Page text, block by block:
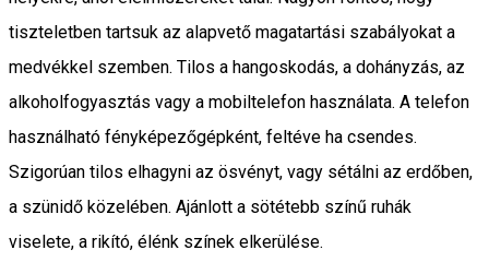
tiszteletben tartsuk az alapvető magatartási szabályokat a
medvékkel szemben. Tilos a hangoskodás, a dohányzás, az
alkoholfogyasztás vagy a mobiltelefon használata. A telefon
használható fényképezőgépként, feltéve ha csendes.
Szigorúan tilos elhagyni az ösvényt, vagy sétálni az erdőben,
a szünidő közelében. Ajánlott a sötétebb színű ruhák
viselete, a rikító, élénk színek elkerülése.